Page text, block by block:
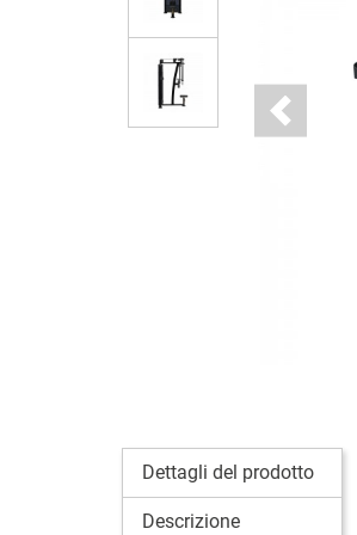
Previous
Dettagli del prodotto
Descrizione